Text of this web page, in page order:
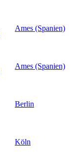
Ames (Spanien)
Ames (Spanien)
Berlin
Köln